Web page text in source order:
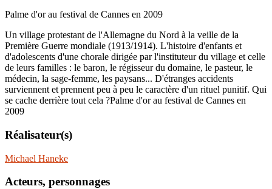
Palme d'or au festival de Cannes en 2009
Un village protestant de l'Allemagne du Nord à la veille de la
Première Guerre mondiale (1913/1914). L'histoire d'enfants et
d'adolescents d'une chorale dirigée par l'instituteur du village et celle
de leurs familles : le baron, le régisseur du domaine, le pasteur, le
médecin, la sage-femme, les paysans... D'étranges accidents
surviennent et prennent peu à peu le caractère d'un rituel punitif. Qui
se cache derrière tout cela ?Palme d'or au festival de Cannes en
2009
Réalisateur(s)
Michael Haneke
Acteurs, personnages